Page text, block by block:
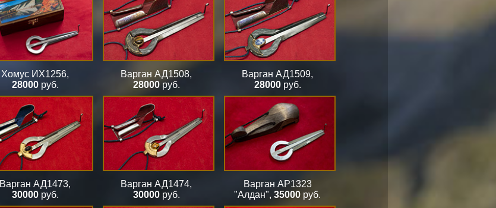
Хомус ИХ1256,
28000руб.
Варган АД1508,
28000руб.
Варган АД1509,
28000руб.
Варган АД1473,
30000руб.
Варган АД1474,
30000руб.
Варган АР1323
"Алдан", 35000 руб.